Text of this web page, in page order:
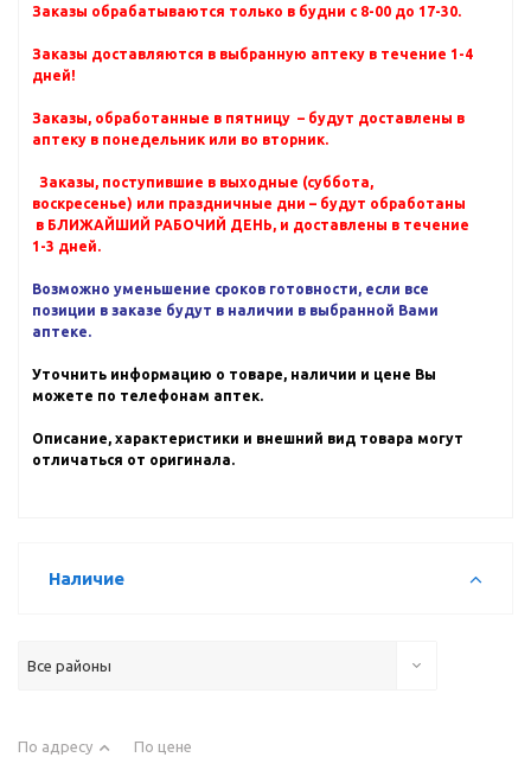
Заказы обрабатываются только в будни с 8-00 до 17-30.
Заказы доставляются в выбранную аптеку в течение 1-4
дней!
Заказы, обработанные в пятницу – будут доставлены в
аптеку в понедельник или во вторник.
Заказы, поступившие в выходные (суббота,
воскресенье) или праздничные дни – будут обработаны
в БЛИЖАЙШИЙ РАБОЧИЙ ДЕНЬ, и доставлены в течение
1-3 дней.
Возможно уменьшение сроков готовности, если все
позиции в заказе будут в наличии в выбранной Вами
аптеке.
Уточнить информацию о товаре, наличии и цене Вы
можете по телефонам аптек.
Описание, характеристики и внешний вид товара могут
отличаться от оригинала.
Наличие
Все районы
По адресу По цене